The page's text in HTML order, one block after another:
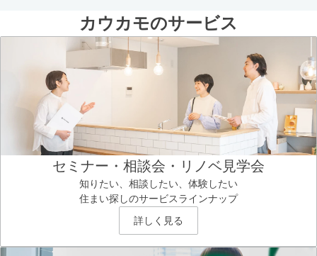
カウカモのサービス
セミナー・相談会・リノベ見学会
知りたい、相談したい、体験したい
住まい探しのサービスラインナップ
詳しく見る